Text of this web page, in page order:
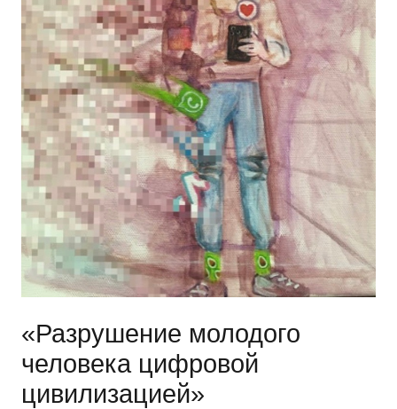
«Разрушение молодого
человека цифровой
цивилизацией»